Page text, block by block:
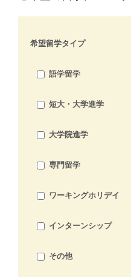
希望留学タイプ
語学留学
短大・大学進学
大学院進学
専門留学
ワーキングホリデイ
インターンシップ
その他